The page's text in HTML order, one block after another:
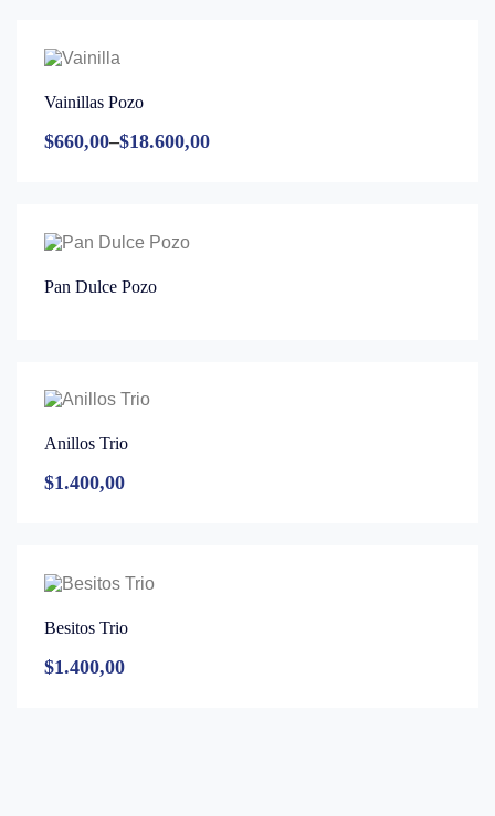
Vainillas Pozo
$660,00–$18.600,00
Pan Dulce Pozo
Anillos Trio
$1.400,00
Besitos Trio
$1.400,00